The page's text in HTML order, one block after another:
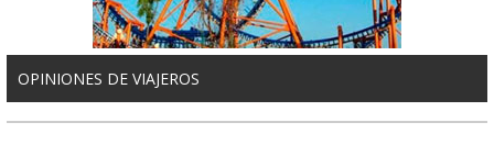
OPINIONES DE VIAJEROS